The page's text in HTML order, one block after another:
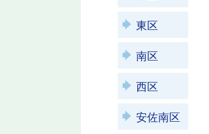
東区
南区
西区
安佐南区